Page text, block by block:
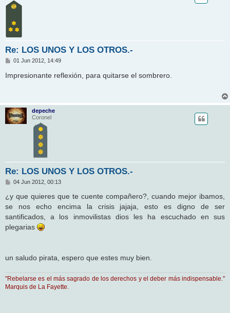
Re: LOS UNOS Y LOS OTROS.-
M
n
s
01 Jun 2012, 14:49
Impresionante reflexión, para quitarse el sombrero.
depeche
Coronel
Re: LOS UNOS Y LOS OTROS.-
M
n
s
a
j
e
04 Jun 2012, 00:13
¿y que quieres que te cuente compañero?, cuando mejor ibamos,
se nos echo encima la crisis jajaja, esto es digno de ser
santificados, a los inmovilistas dios les ha escuchado en sus
plegarias
un saludo pirata, espero que estes muy bien.
"Rebelarse es el más sagrado de los derechos y el deber más indispensable."
Marquis de La Fayette.